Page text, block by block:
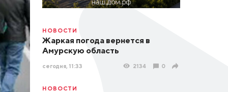
НОВОСТИ
Жаркая погода вернется в
Амурскую область
сегодня, 11:33 2134 0
НОВОСТИ